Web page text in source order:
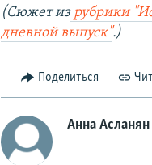
(Сюжет изрубрики
дневной выпуск".)
Поделиться
Анна Асланян